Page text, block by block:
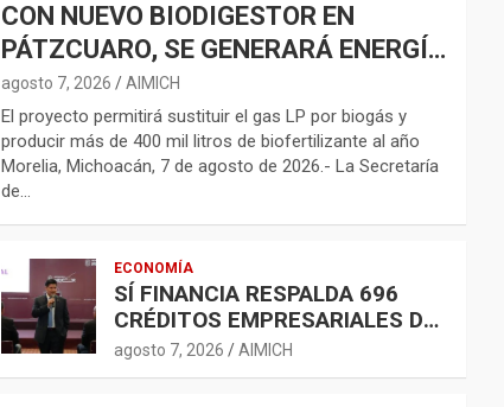
CON NUEVO BIODIGESTOR EN
PÁTZCUARO, SE GENERARÁ ENERGÍA
LIMPIA Y BIOFERTILIZANTES
agosto 7, 2026 AIMICH
El proyecto permitirá sustituir el gas LP por biogás y
producir más de 400 mil litros de biofertilizante al año
Morelia, Michoacán, 7 de agosto de 2026.- La Secretaría
de…
ECONOMÍA
SÍ FINANCIA RESPALDA 696
CRÉDITOS EMPRESARIALES DE
500 MIL A 5 MDP
agosto 7, 2026 AIMICH